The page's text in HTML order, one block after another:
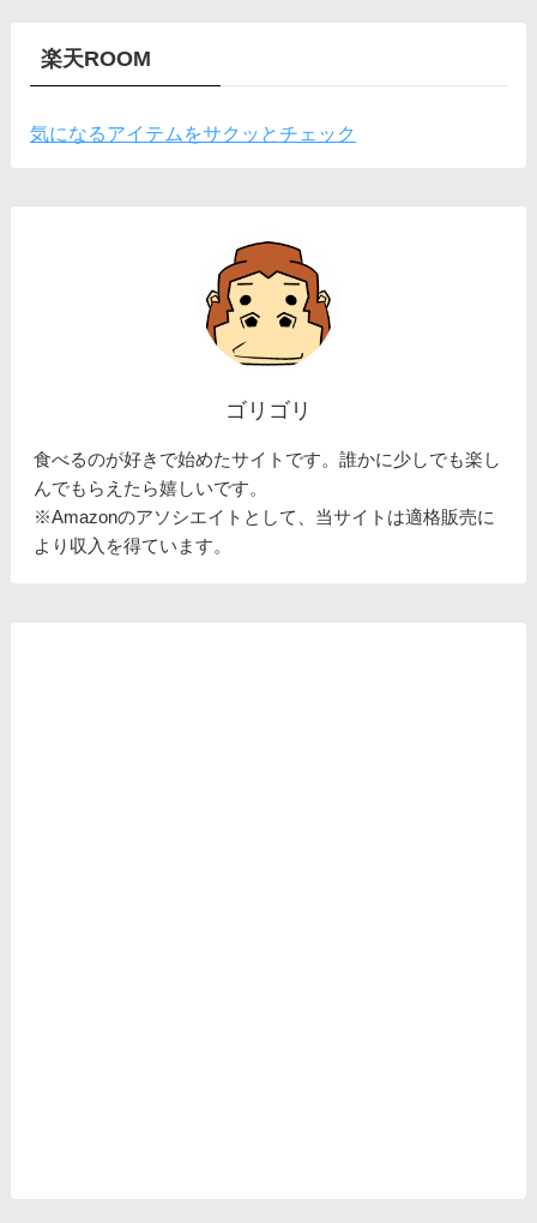
楽天ROOM
気になるアイテムをサクッとチェック
ゴリゴリ
食べるのが好きで始めたサイトです。誰かに少しでも楽し
んでもらえたら嬉しいです。
※Amazonのアソシエイトとして、当サイトは適格販売に
より収入を得ています。